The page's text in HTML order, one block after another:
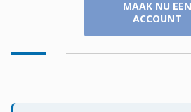
MAAK NU EEN
ACCOUNT